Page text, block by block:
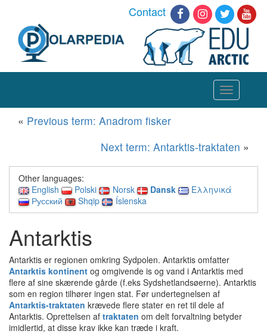
Contact
Toggle
navigation
« Previous term: Anadrom fisker
Next term: Antarktis-traktaten »
Other languages:
English
Polski Norsk Dansk
Ελληνικά
Русский
Shqip Íslenska
Antarktis
Antarktis er regionen omkring Sydpolen. Antarktis omfatter
Antarktis kontinent og omgivende is og vand i Antarktis med
flere af sine skærende gårde (f.eks Sydshetlandsøerne). Antarktis
som en region tilhører ingen stat. Før undertegnelsen af
Antarktis-traktaten krævede flere stater en ret til dele af
Antarktis. Oprettelsen af traktaten om delt forvaltning betyder
imidlertid, at disse krav ikke kan træde i kraft.